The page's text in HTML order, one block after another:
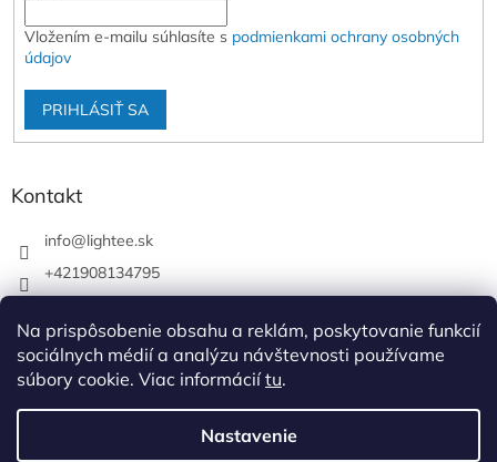
Na prispôsobenie obsahu a reklám, poskytovanie funkcií
sociálnych médií a analýzu návštevnosti používame
súbory cookie. Viac informáciítu.
Nastavenie
Vložením e-mailu súhlasíte s podmienkami ochrany osobných
údajov
PRIHLÁSIŤ SA
Kontakt
info@lightee.sk
+421908134795
lightee.sk